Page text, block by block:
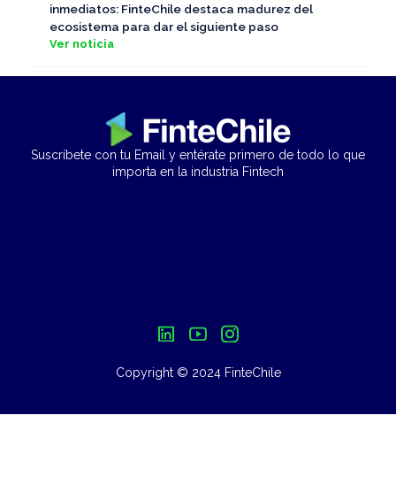
inmediatos: FinteChile destaca madurez del
ecosistema para dar el siguiente paso
Ver noticia
Suscríbete con tu Email y entérate primero de todo lo que
importa en la industria Fintech
Copyright © 2024 FinteChile